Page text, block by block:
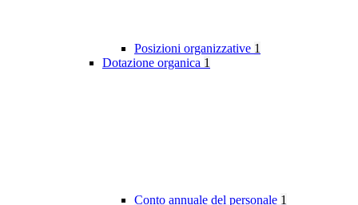
Posizioni organizzative 1
Dotazione organica 1
Conto annuale del personale 1